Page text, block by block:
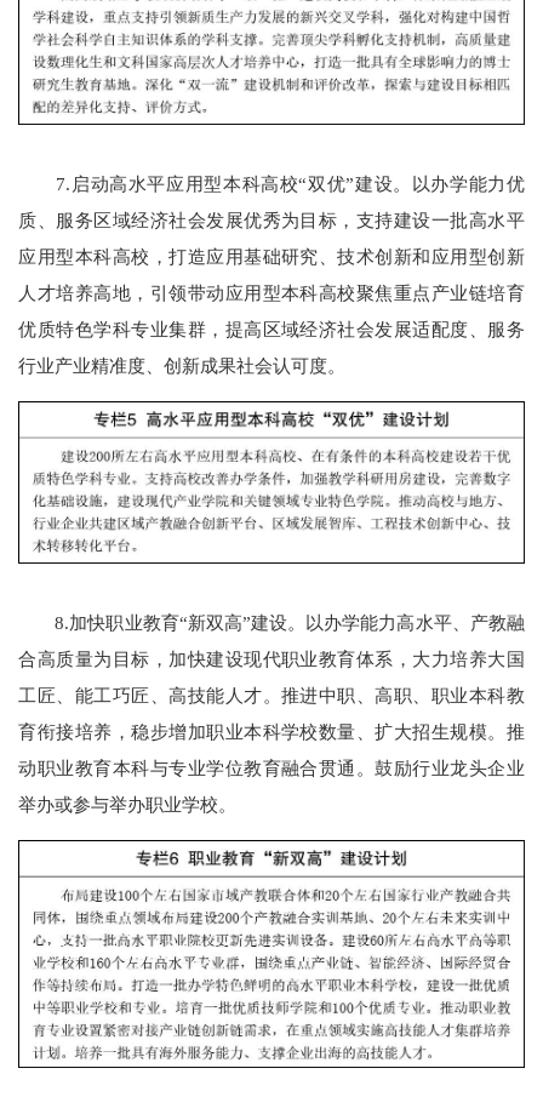
7.启动高水平应用型本科高校“双优”建设。以办学能力优
质、服务区域经济社会发展优秀为目标，支持建设一批高水平
应用型本科高校，打造应用基础研究、技术创新和应用型创新
人才培养高地，引领带动应用型本科高校聚焦重点产业链培育
优质特色学科专业集群，提高区域经济社会发展适配度、服务
行业产业精准度、创新成果社会认可度。
8.加快职业教育“新双高”建设。以办学能力高水平、产教融
合高质量为目标，加快建设现代职业教育体系，大力培养大国
工匠、能工巧匠、高技能人才。推进中职、高职、职业本科教
育衔接培养，稳步增加职业本科学校数量、扩大招生规模。推
动职业教育本科与专业学位教育融合贯通。鼓励行业龙头企业
举办或参与举办职业学校。